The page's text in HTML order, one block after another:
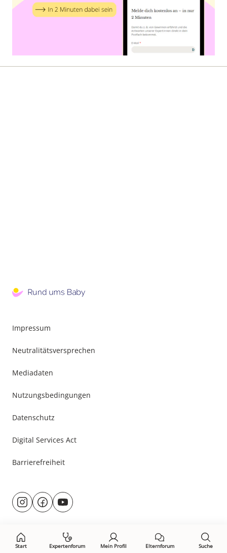
Start Expertenforum Mein Profil Elternforum Suche
Impressum
Neutralitätsversprechen
Mediadaten
Nutzungsbedingungen
Datenschutz
Digital Services Act
Barrierefreiheit
Besuche
uns@rund.ums.baby
facebook.com/rundumsbaby.de
youtube.com/@rundumsbaby_